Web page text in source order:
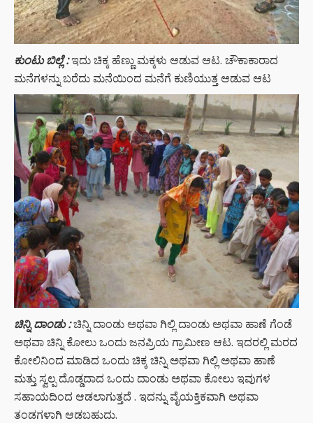
ಕುಂಟು ಬಿಲ್ಲೆ :ಇದು ಚಿಕ್ಕ ಹೆಣ್ಣು ಮಕ್ಕಳು ಆಡುವ ಆಟ. ಚೌಕಾಕಾರಾದ
ಮನೆಗಳನ್ನು ಬರೆದು ಮನೆಯಿಂದ ಮನೆಗೆ ಕುಣಿಯುತ್ತ ಆಡುವ ಆಟ
ಚಿನ್ನಿ ದಾಂಡು :ಚಿನ್ನಿ ದಾಂಡು ಅಥವಾ ಗಿಲ್ಲಿ ದಾಂಡು ಅಥವಾ ಹಾಣೆ ಗೆಂಡೆ
ಅಥವಾ ಚಿನ್ನಿ ಕೋಲು ಒಂದು ಜನಪ್ರಿಯ ಗ್ರಾಮೀಣ ಆಟ. ಇದರಲ್ಲಿ ಮರದ
ಕೋಲಿನಿಂದ ಮಾಡಿದ ಒಂದು ಚಿಕ್ಕ ಚಿನ್ನಿ ಅಥವಾ ಗಿಲ್ಲಿ ಅಥವಾ ಹಾಣೆ
ಮತ್ತು ಸ್ವಲ್ಪ ದೊಡ್ಡದಾದ ಒಂದು ದಾಂಡು ಅಥವಾ ಕೋಲು ಇವುಗಳ
ಸಹಾಯದಿಂದ ಆಡಲಾಗುತ್ತದೆ . ಇದನ್ನು ವೈಯಕ್ತಿಕವಾಗಿ ಅಥವಾ
ತಂಡಗಳಾಗಿ ಆಡಬಹುದು.